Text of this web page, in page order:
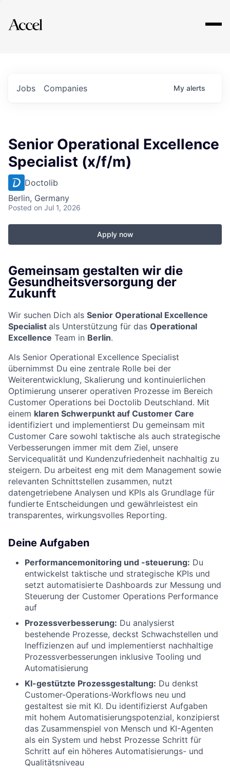
Explore
Jobs Companies My alerts
Senior Operational Excellence
Specialist (x/f/m)
Doctolib
Berlin, Germany
Posted on Jul 1, 2026
Apply now
Gemeinsam gestalten wir die
Gesundheitsversorgung der
Zukunft
Wir suchen Dich als Senior Operational Excellence
Specialist als Unterstützung für das Operational
Excellence Team in Berlin.
Als Senior Operational Excellence Specialist
übernimmst Du eine zentrale Rolle bei der
Weiterentwicklung, Skalierung und kontinuierlichen
Optimierung unserer operativen Prozesse im Bereich
Customer Operations bei Doctolib Deutschland. Mit
einem klaren Schwerpunkt auf Customer Care
identifiziert und implementierst Du gemeinsam mit
Customer Care sowohl taktische als auch strategische
Verbesserungen immer mit dem Ziel, unsere
Servicequalität und Kundenzufriedenheit nachhaltig zu
steigern. Du arbeitest eng mit dem Management sowie
relevanten Schnittstellen zusammen, nutzt
datengetriebene Analysen und KPIs als Grundlage für
fundierte Entscheidungen und gewährleistest ein
transparentes, wirkungsvolles Reporting.
Deine Aufgaben
Performancemonitoring und -steuerung: Du
entwickelst taktische und strategische KPIs und
setzt automatisierte Dashboards zur Messung und
Steuerung der Customer Operations Performance
auf
Prozessverbesserung: Du analysierst
bestehende Prozesse, deckst Schwachstellen und
Ineffizienzen auf und implementierst nachhaltige
Prozessverbesserungen inklusive Tooling und
Automatisierung
KI-gestützte Prozessgestaltung: Du denkst
Customer-Operations-Workflows neu und
gestaltest sie mit KI. Du identifizierst Aufgaben
mit hohem Automatisierungspotenzial, konzipierst
das Zusammenspiel von Mensch und KI-Agenten
als ein System und hebst Prozesse Schritt für
Schritt auf ein höheres Automatisierungs- und
Qualitätsniveau